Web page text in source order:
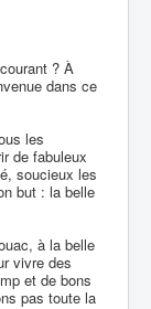
? À
dans ce
les
de fabuleux
soucieux les
but : la belle
à la belle
vivre des
et de bons
pas toute la